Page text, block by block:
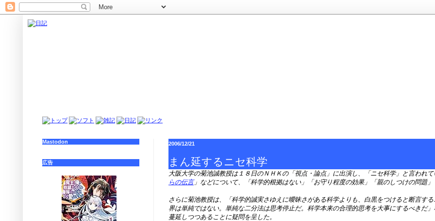
2006/12/21
まん延するニセ科学
大阪大学の菊池誠教授は１８日のＮＨＫの「視点・論点」に出演し、「ニセ科学」と言われ
らの伝言」などについて、「科学的根拠はない」「お守り程度の効果」「親のしつけの問題
さらに菊池教授は、「科学的誠実さゆえに曖昧さがある科学よりも、白黒をつけると断言す
界は単純ではない。単純な二分法は思考停止だ。科学本来の合理的思考を大事にするべきだ
蔓延しつつあることに疑問を呈した。
Mastodon
広告